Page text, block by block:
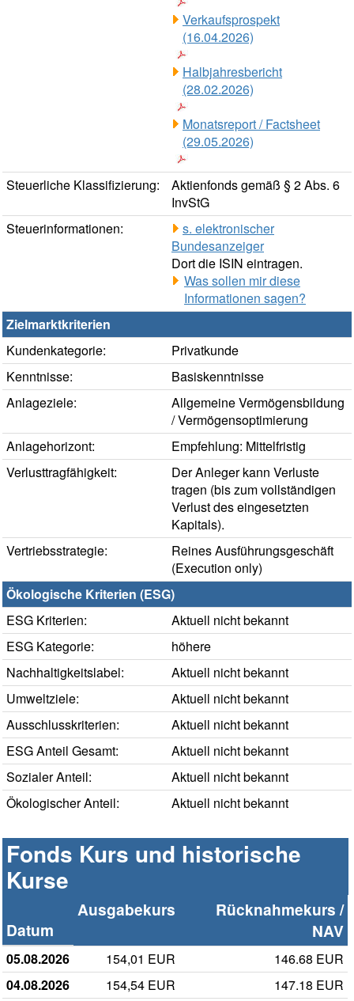
Verkaufsprospekt
(16.04.2026)
Halbjahresbericht
(28.02.2026)
Monatsreport / Factsheet
(29.05.2026)
Steuerliche Klassifizierung:
Aktienfonds gemäß § 2 Abs. 6
InvStG
Steuerinformationen:
s. elektronischer
Bundesanzeiger
Dort die ISIN eintragen.
Was sollen mir diese
Informationen sagen?
Zielmarktkriterien
Kundenkategorie:
Privatkunde
Kenntnisse:
Basiskenntnisse
Anlageziele:
Allgemeine Vermögensbildung
/ Vermögensoptimierung
Anlagehorizont:
Empfehlung: Mittelfristig
Verlusttragfähigkeit:
Der Anleger kann Verluste
tragen (bis zum vollständigen
Verlust des eingesetzten
Kapitals).
Vertriebsstrategie:
Reines Ausführungsgeschäft
(Execution only)
Ökologische Kriterien (ESG)
ESG Kriterien:
Aktuell nicht bekannt
ESG Kategorie:
höhere
Nachhaltigkeitslabel:
Aktuell nicht bekannt
Umweltziele:
Aktuell nicht bekannt
Ausschlusskriterien:
Aktuell nicht bekannt
ESG Anteil Gesamt:
Aktuell nicht bekannt
Sozialer Anteil:
Aktuell nicht bekannt
Ökologischer Anteil:
Aktuell nicht bekannt
Fonds Kurs und historische
Kurse
Datum
Ausgabekurs
Rücknahmekurs /
NAV
05.08.2026 154,01 EUR
146.68 EUR
04.08.2026
154,54 EUR
147.18 EUR